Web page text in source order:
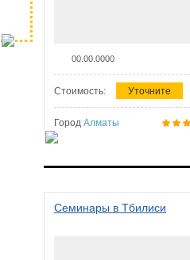
00.00.0000
Стоимость: Уточните
Город Алматы
Семинары в Тбилиси